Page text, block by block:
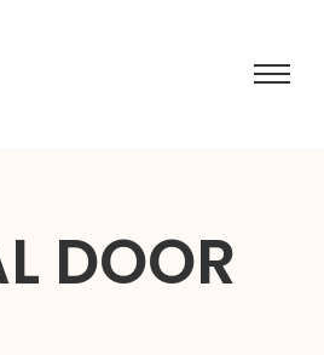
DOOR